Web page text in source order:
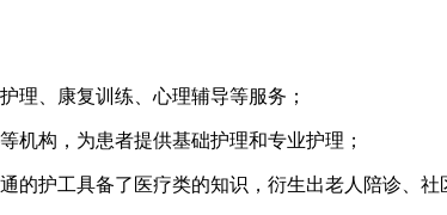
理、康复训练、心理辅导等服务；
机构，为患者提供基础护理和专业护理；
的护工具备了医疗类的知识，衍生出老人陪诊、社